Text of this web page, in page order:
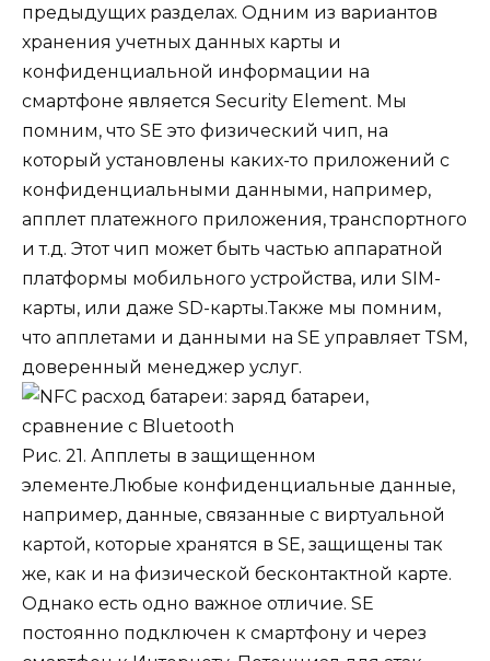
предыдущих разделах. Одним из вариантов
хранения учетных данных карты и
конфиденциальной информации на
смартфоне является Security Element. Мы
помним, что SE это физический чип, на
который установлены каких-то приложений с
конфиденциальными данными, например,
апплет платежного приложения, транспортного
и т.д. Этот чип может быть частью аппаратной
платформы мобильного устройства, или SIM-
карты, или даже SD-карты.Также мы помним,
что апплетами и данными на SE управляет TSM,
доверенный менеджер услуг.
Рис. 21. Апплеты в защищенном
элементе.Любые конфиденциальные данные,
например, данные, связанные с виртуальной
картой, которые хранятся в SE, защищены так
же, как и на физической бесконтактной карте.
Однако есть одно важное отличие. SE
постоянно подключен к смартфону и через